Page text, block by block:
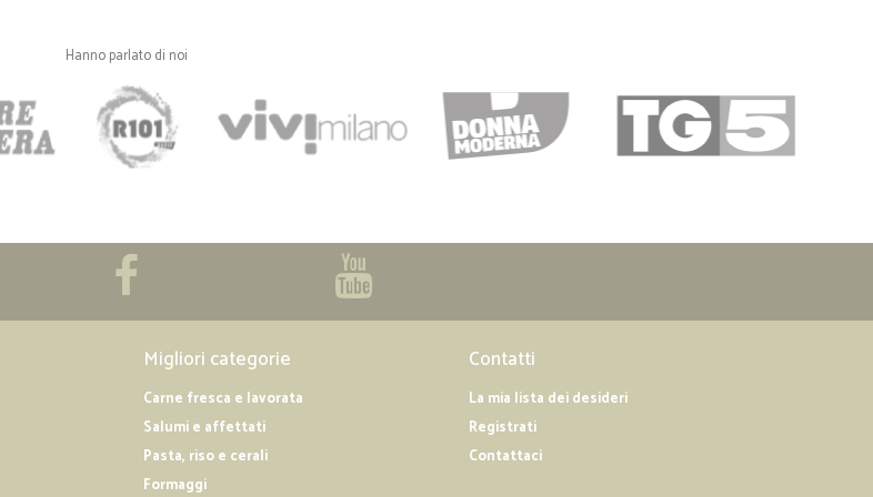
22/12/2018
—Isabella M.
organizzazione ottima
ho mai trovato e commerce che applichino spese su tali modalita’ di pagamento , gradirei
che questa cosa venga rivista. La scelta dei prodotti offerta e’ vasta e soddisfacente,ma
potrebbe migliorare. Comunque complessivamente servizio utilissimo e molto buono
Hanno parlato di noi
Migliori categorie
Carne fresca e lavorata
Salumi e affettati
Pasta, riso e cerali
Formaggi
Contatti
La mia lista dei desideri
Registrati
Contattaci